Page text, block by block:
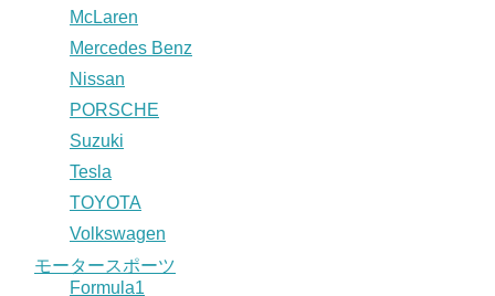
McLaren
Mercedes Benz
Nissan
PORSCHE
Suzuki
Tesla
TOYOTA
Volkswagen
モータースポーツ
Formula1